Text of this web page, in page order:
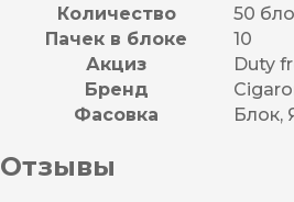
Количество
50
Пачек в блоке
10
Акциз
Duty
Бренд
Фасовка
Блок,
Отзывы